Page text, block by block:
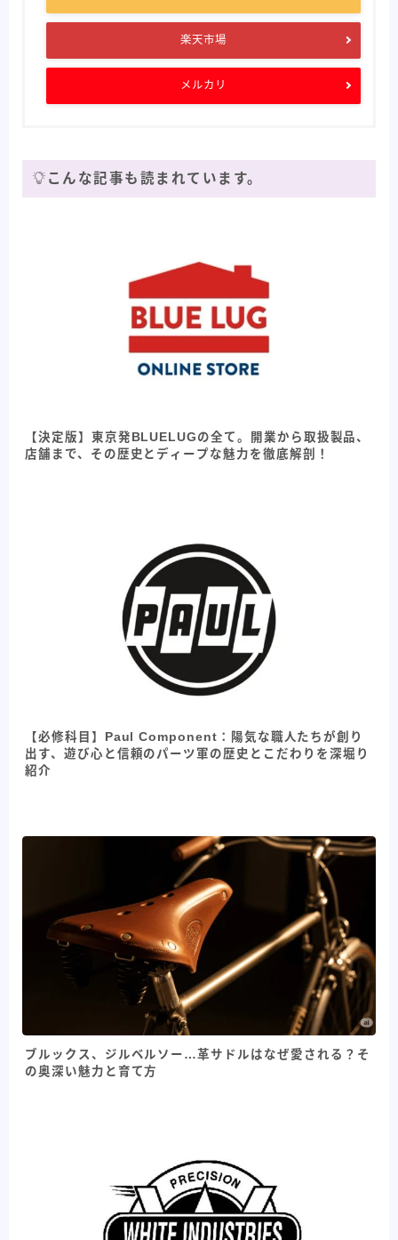
楽天市場
メルカリ
こんな記事も読まれています。
【決定版】東京発BLUELUGの全て。開業から取扱製品、
店舗まで、その歴史とディープな魅力を徹底解剖！
【必修科目】Paul Component：陽気な職人たちが創り
出す、遊び心と信頼のパーツ軍の歴史とこだわりを深堀り
紹介
ブルックス、ジルベルソー…革サドルはなぜ愛される？そ
の奥深い魅力と育て方